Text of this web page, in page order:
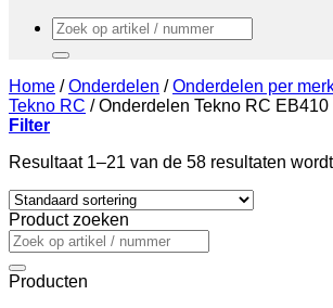
Zoeken
naar:
Home / Onderdelen / Onderdelen per
Tekno RC /Onderdelen Tekno RC EB410
Filter
Resultaat 1–21 van de 58 resultaten
Product zoeken
Zoeken
naar:
Producten